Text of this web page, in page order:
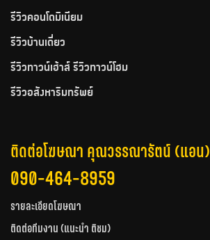
รีวิวคอนโดมิเนียม
รีวิวบ้านเดี่ยว
รีวิวทาวน์เฮ้าส์ รีวิวทาวน์โฮม
รีวิวอสังหาริมทรัพย์
ติดต่อโฆษณา คุณวรรณารัตน์ (แอน)
090-464-8959
รายละเอียดโฆษณา
ติดต่อทีมงาน (แนะนำ ติชม)